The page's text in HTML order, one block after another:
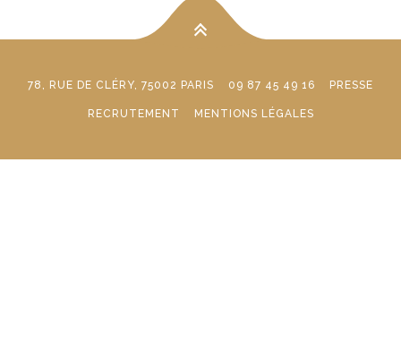
78, RUE DE CLÉRY, 75002 PARIS 09 87 45 49 16 PRESSE
RECRUTEMENT MENTIONS LÉGALES